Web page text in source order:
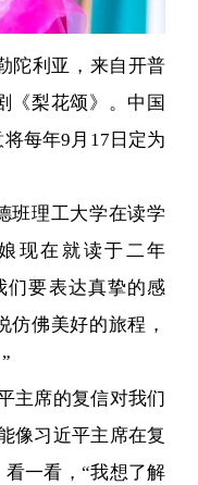
陀利亚，来自开普
《梨花颂》。中国
每年9月17日定为
理工大学在读学
现在就读于二年
们要表达真挚的感
仿佛美好的旅程，
席的复信对我们
像习近平主席在复
一看，“我想了解